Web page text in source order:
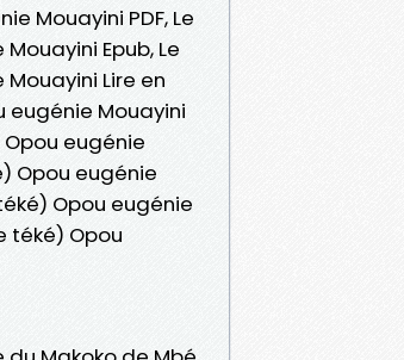
Mouayini PDF, Le
Epub, Le
Lire en
eugénie Mouayini
eugénie
Opou eugénie
Opou eugénie
téké) Opou